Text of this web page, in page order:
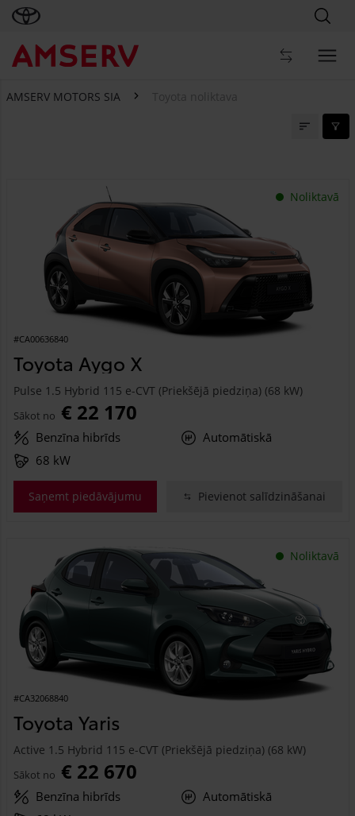
AMSERV MOTORS SIA Toyota noliktava
Noliktavā
#CA00636840
Toyota Aygo X
Pulse 1.5 Hybrid 115 e-CVT (Priekšējā piedziņa) (68 kW)
Sākot no € 22 170
Benzīna hibrīds
Automātiskā
68 kW
Saņemt piedāvājumu Pievienot salīdzināšanai
Noliktavā
#CA32068840
Toyota Yaris
Active 1.5 Hybrid 115 e-CVT (Priekšējā piedziņa) (68 kW)
Sākot no € 22 670
Benzīna hibrīds
Automātiskā